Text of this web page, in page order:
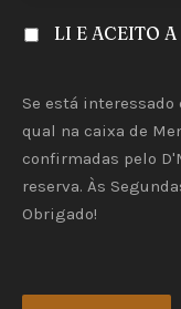
LI E ACEITO A
Se está
qual na caixa de
confirmadas pelo
reserva. Às
Obrigado!